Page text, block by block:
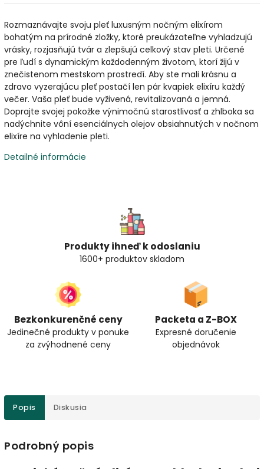
Rozmaznávajte svoju pleť luxusným nočným elixírom
bohatým na prírodné zložky, ktoré preukázateľne vyhladzujú
vrásky, rozjasňujú tvár a zlepšujú celkový stav pleti. Určené
pre ľudí s dynamickým každodenným životom, ktorí žijú v
znečistenom mestskom prostredí. Aby ste mali krásnu a
zdravo vyzerajúcu pleť postačí len pár kvapiek elixíru každý
večer. Vaša pleť bude vyživená, revitalizovaná a jemná.
Doprajte svojej pokožke výnimočnú starostlivosť a zhlboka sa
nadýchnite vôní esenciálnych olejov obsiahnutých v nočnom
elixíre na vyhladenie pleti.
Detailné informácie
Produkty ihneď k odoslaniu
1600+ produktov skladom
Bezkonkurenčné ceny
Jedinečné produkty v ponuke
za zvýhodnené ceny
Packeta a Z-BOX
Expresné doručenie
objednávok
Popis Diskusia
Podrobný popis